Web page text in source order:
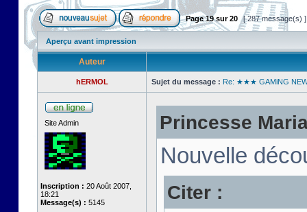
Page19sur20 [ 287 message(s)
Aperçu avant impression
Auteur
hERMOL Sujet du message : Re: ★★★ GAMiNG
Site Admin
Inscription : 20 Août 2007,
18:21
Message(s) : 5145
Princesse
Nouvelle
Citer :